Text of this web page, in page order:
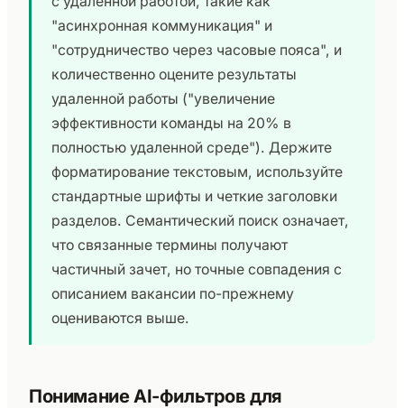
"асинхронная коммуникация" и
"сотрудничество через часовые пояса", и
количественно оцените результаты
удаленной работы ("увеличение
эффективности команды на 20% в
полностью удаленной среде"). Держите
форматирование текстовым, используйте
стандартные шрифты и четкие заголовки
разделов. Семантический поиск означает,
что связанные термины получают
частичный зачет, но точные совпадения с
описанием вакансии по-прежнему
оцениваются выше.
Понимание AI-фильтров для